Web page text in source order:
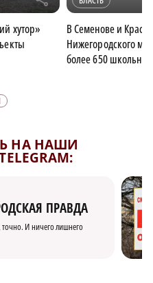
хутор»
В Семенове и
Нижегородского
более 650
НА НАШИ
ПРАВДА
точно. И ничего лишнего